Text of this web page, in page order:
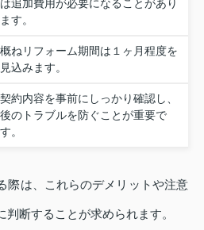
は追加費用が必要になることがあり
ます。
概ねリフォーム期間は１ヶ月程度を
見込みます。
契約内容を事前にしっかり確認し、
後のトラブルを防ぐことが重要で
す。
際は、これらのデメリットや注意
断することが求められます。